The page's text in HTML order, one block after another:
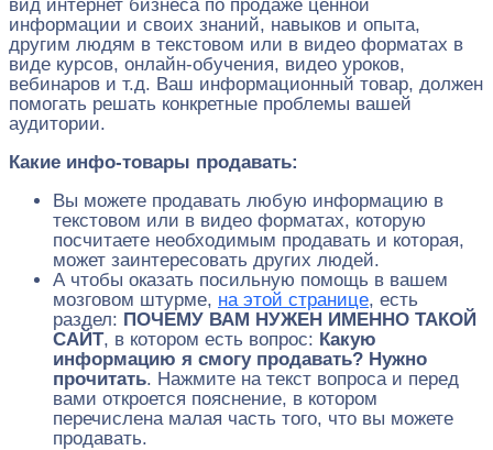
вид интернет бизнеса по продаже ценной
информации и своих знаний, навыков и опыта,
другим людям в текстовом или в видео форматах в
виде курсов, онлайн-обучения, видео уроков,
вебинаров и т.д. Ваш информационный товар, должен
помогать решать конкретные проблемы вашей
аудитории.
Какие инфо-товары продавать:
Вы можете продавать любую информацию в
текстовом или в видео форматах, которую
посчитаете необходимым продавать и которая,
может заинтересовать других людей.
А чтобы оказать посильную помощь в вашем
мозговом штурме, на этой странице, есть
раздел: ПОЧЕМУ ВАМ НУЖЕН ИМЕННО ТАКОЙ
САЙТ, в котором есть вопрос: Какую
информацию я смогу продавать? Нужно
прочитать. Нажмите на текст вопроса и перед
вами откроется пояснение, в котором
перечислена малая часть того, что вы можете
продавать.